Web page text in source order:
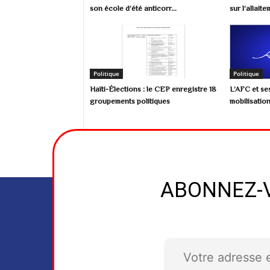
1991,(...) les mesures de lutte
DGI de réaliser des recettes à
publiques comme la Minoterie
réaliser des profits ; le Ciment
1991.»---- Nou di Aba lame
souse Ayiti depi 1918 ak
Viv Ayisyen ak militan konsekan
son école d’été anticorr...
sur
Politique
Haïti-Élections : le CEP enregistre 18
groupements politiques
Politique
L’AFC et
ABONNEZ-